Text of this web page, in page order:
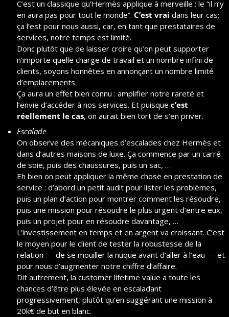
C’est un classique qu’Hermès applique à merveille : le “il n’y
en aura pas pour tout le monde”. C’est vrai dans leur cas;
ça l’est pour nous aussi, car, en tant que prestataires de
services, notre temps est limité.
Donc plutôt que de laisser croire qu’on peut supporter
n’importe quelle charge de travail et un nombre infini de
clients, soyons honnêtes en annonçant un nombre limité
d’emplacements.
Ça aura un effet bien connu : amplifier notre rareté et
l’envie d’accéder à nos services. Et puisque c’est
réellement le cas, on aurait bien tort de s’en priver.
Escalade
On observe des mécaniques d’escalades chez Hermès et
dans d’autres maisons de luxe. Ça commence par un carré
de soie, puis des chaussures, puis un sac, …
Eh bien on peut appliquer la même chose en prestation de
service : d’abord un petit audit pour lister les problèmes,
puis un plan d’action pour montrer comment les résoudre,
puis une mission pour résoudre le plus urgent d’entre eux,
puis un projet pour en résoudre davantage, …
L’investissement en temps et en argent va croissant. C’est
le moyen pour le client de tester la robustesse de la
relation — de se mouiller la nuque avant d’aller à l’eau — et
pour nous d’augmenter notre chiffre d’affaire.
Dit autrement, la customer lifetime value a toute les
chances d’être plus élevée en escaladant
progressivement, plutôt qu’en suggérant une mission à
20k€ de but en blanc.